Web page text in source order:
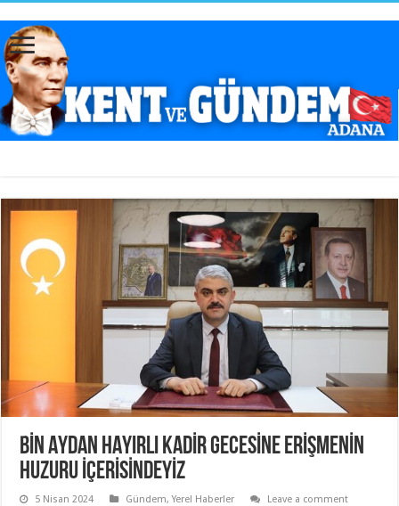
BİN AYDAN HAYIRLI KADİR GECESİNE ERİŞMENİN
HUZURU İÇERİSİNDEYİZ
5 Nisan 2024 Gündem,Yerel Haberler Leave a comment